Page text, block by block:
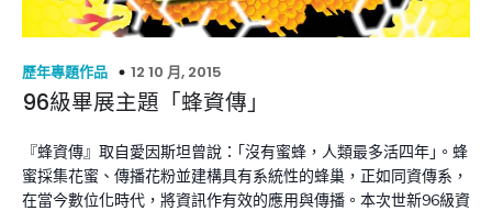
歷年專題作品 12 10 月, 2015
96級畢展主題「蜂資傳」
『蜂資傳』取自愛因斯坦曾說：｢沒有蜜蜂，人類最多活四年｣。蜂
蜜採集花蜜、傳播花粉並建構具有系統性的蜂巢，正如同資傳系，
在當今數位化時代，將資訊作有效的應用與傳播。本次世新96級資